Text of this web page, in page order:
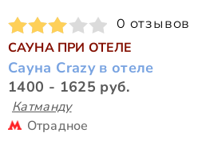
0 отзывов
САУНА ПРИ ОТЕЛЕ
Сауна Crazy в отеле
1400 - 1625 руб.
Катманду
Отрадное